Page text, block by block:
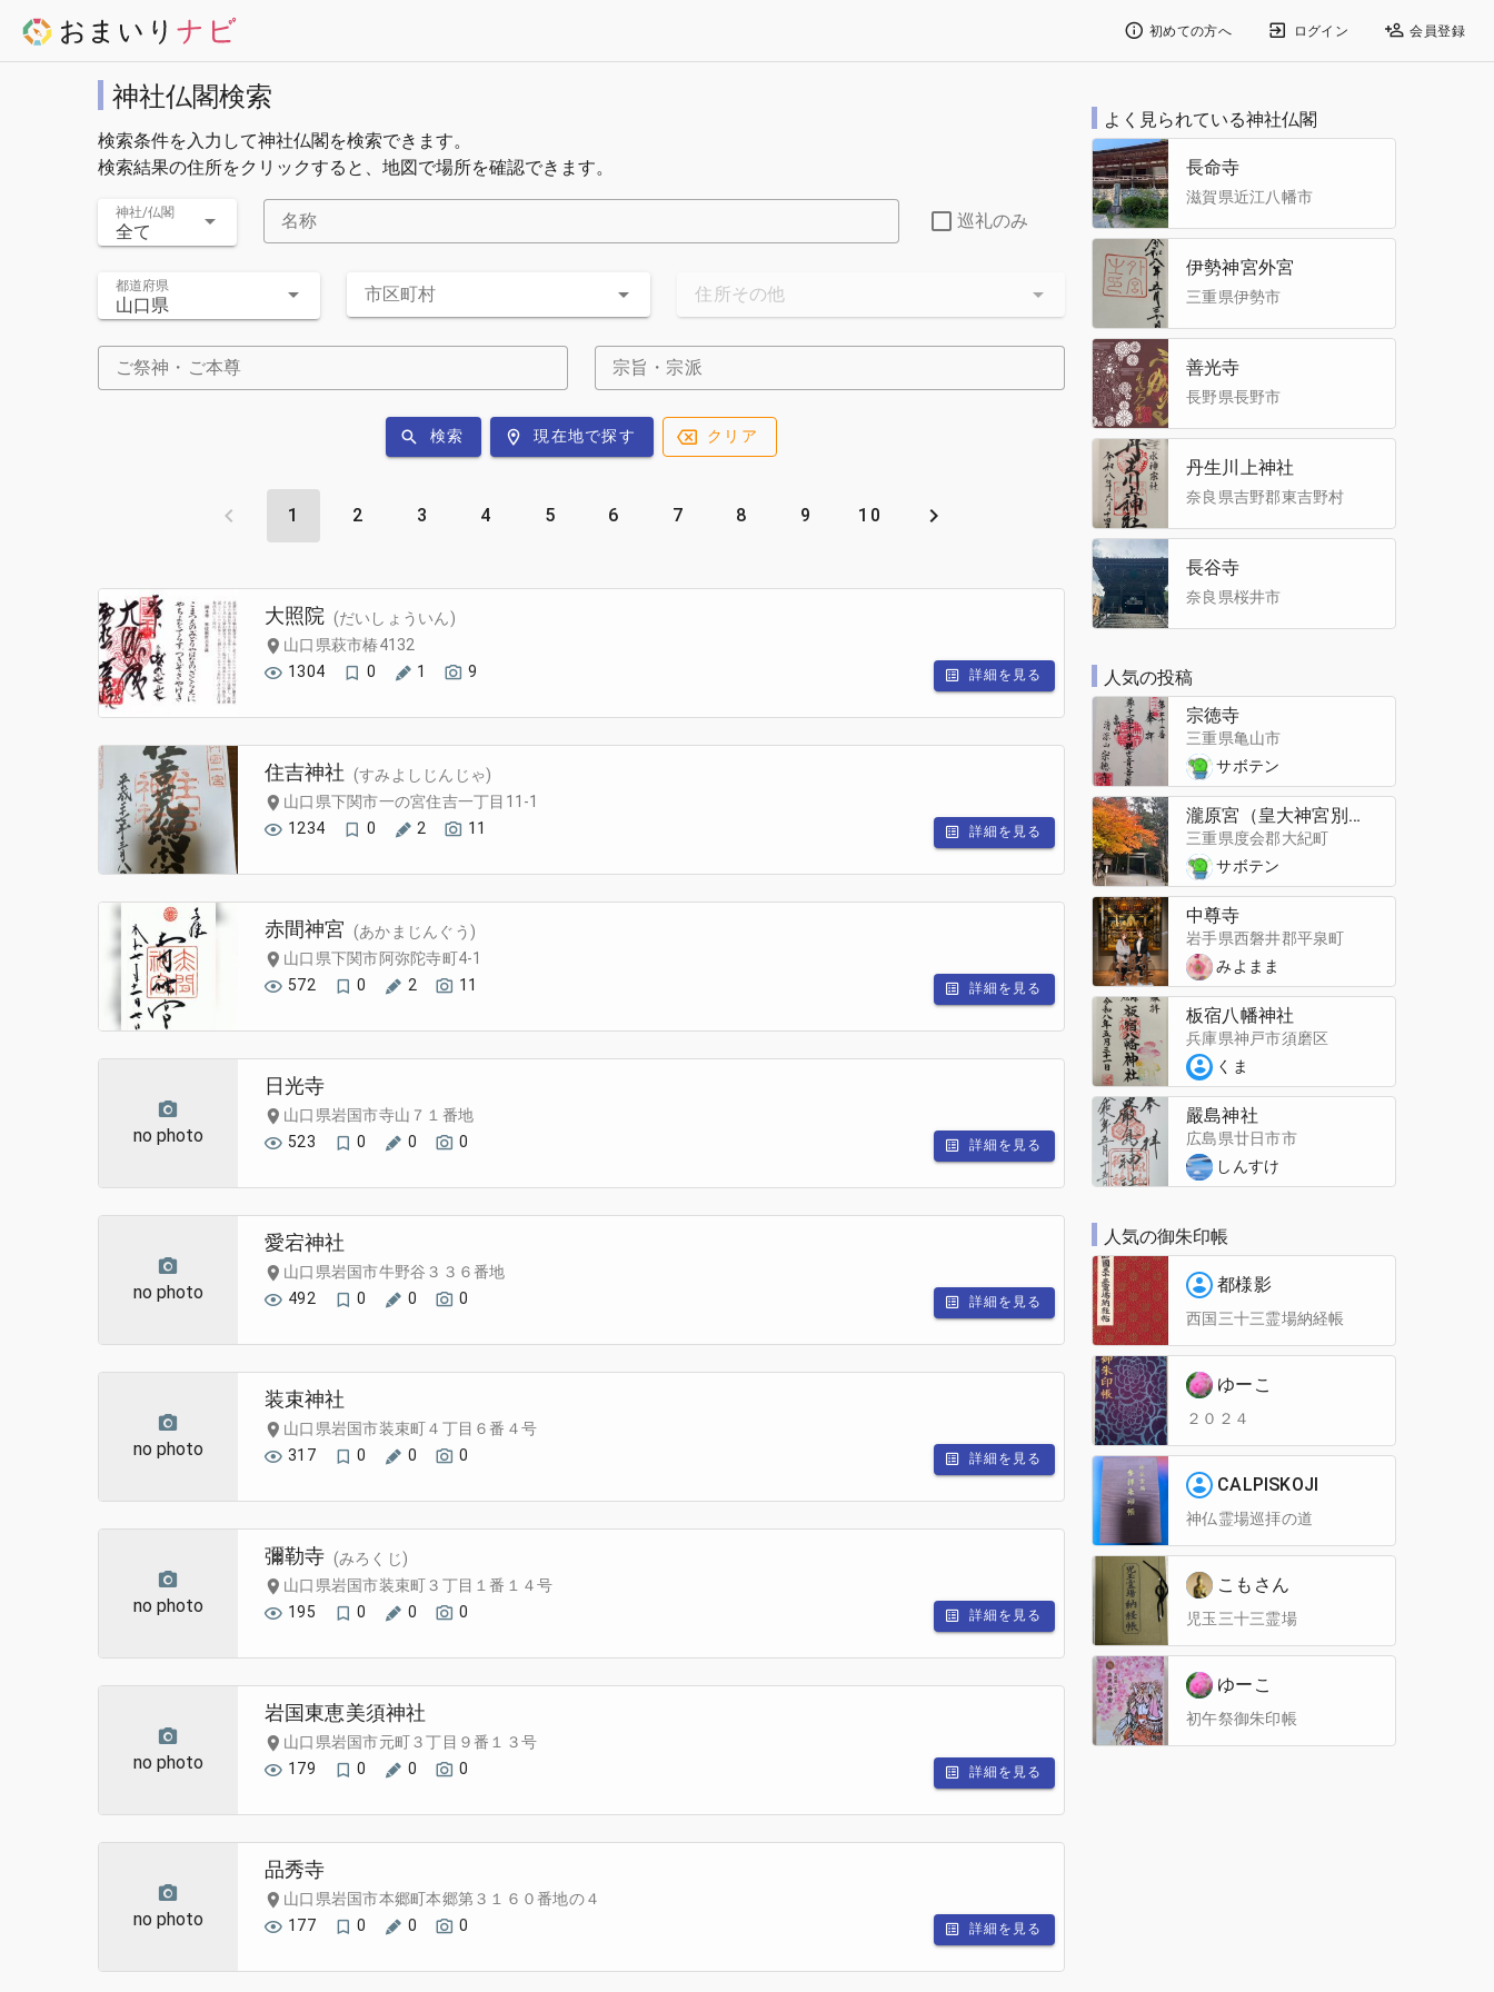
初めての方へ ログイン 会員登録
神社仏閣検索
検索条件を入力して神社仏閣を検索できます。
検索結果の住所をクリックすると、地図で場所を確認できます。
神社/仏閣
全て
名称 巡礼のみ
都道府県
山口県
市区町村 住所その他
ご祭神・ご本尊 宗旨・宗派
検索 現在地で探す クリア
1 2 3 4 5 6 7 8 9 10
大照院 (だいしょういん)
山口県萩市椿4132
1304
0 1 9 詳細を見る
住吉神社 (すみよしじんじゃ)
山口県下関市一の宮住吉一丁目11-1
1234
0 2 11 詳細を見る
赤間神宮 (あかまじんぐう)
山口県下関市阿弥陀寺町4-1
572
0 2 11 詳細を見る
no photo
日光寺
山口県岩国市寺山７１番地
523
0 0 0 詳細を見る
no photo
愛宕神社
山口県岩国市牛野谷３３６番地
492
0 0 0 詳細を見る
no photo
装束神社
山口県岩国市装束町４丁目６番４号
317
0 0 0 詳細を見る
no photo
彌勒寺 (みろくじ)
山口県岩国市装束町３丁目１番１４号
195
0 0 0 詳細を見る
no photo
岩国東恵美須神社
山口県岩国市元町３丁目９番１３号
179
0 0 0 詳細を見る
no photo
品秀寺
山口県岩国市本郷町本郷第３１６０番地の４
177
0 0 0 詳細を見る
よく見られている神社仏閣
長命寺
滋賀県近江八幡市
伊勢神宮外宮
三重県伊勢市
善光寺
長野県長野市
丹生川上神社
奈良県吉野郡東吉野村
長谷寺
奈良県桜井市
人気の投稿
宗徳寺
三重県亀山市
サボテン
瀧原宮（皇大神宮別宮）
三重県度会郡大紀町
サボテン
中尊寺
岩手県西磐井郡平泉町
みよまま
板宿八幡神社
兵庫県神戸市須磨区
くま
嚴島神社
広島県廿日市市
しんすけ
人気の御朱印帳
都様影
西国三十三霊場納経帳
ゆーこ
２０２４
CALPISKOJI
神仏霊場巡拝の道
こもさん
児玉三十三霊場
ゆーこ
初午祭御朱印帳